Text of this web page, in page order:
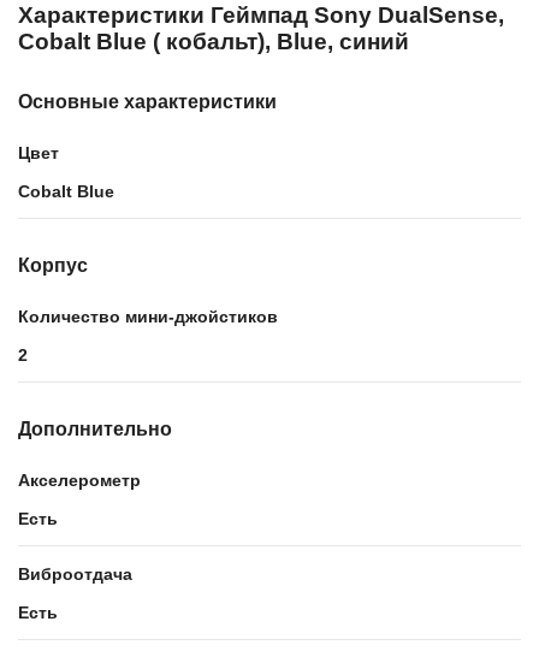
Характеристики Геймпад Sony DualSense,
Cobalt Blue ( кобальт), Blue, синий
Основные характеристики
Цвет
Cobalt Blue
Корпус
Количество мини-джойстиков
2
Дополнительно
Акселерометр
Есть
Виброотдача
Есть